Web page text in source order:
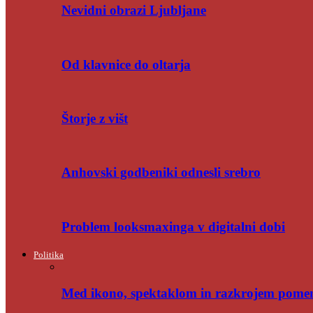
Nevidni obrazi Ljubljane
Od klavnice do oltarja
Štorje z višt
Anhovski godbeniki odnesli srebro
Problem looksmaxinga v digitalni dobi
Politika
Med ikono, spektaklom in razkrojem